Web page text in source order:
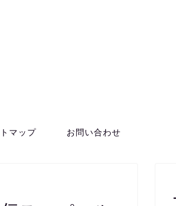
マップ お問い合わせ